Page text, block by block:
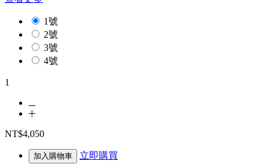
1號
2號
3號
4號
1
NT$4,050
加入購物車 立即購買